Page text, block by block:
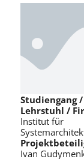
Studiengang /
Lehrstuhl /
Institut für
Ivan